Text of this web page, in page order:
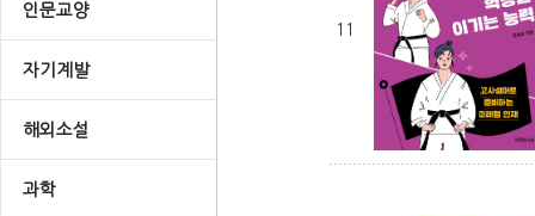
인문교양
자기계발
해외소설
과학
11